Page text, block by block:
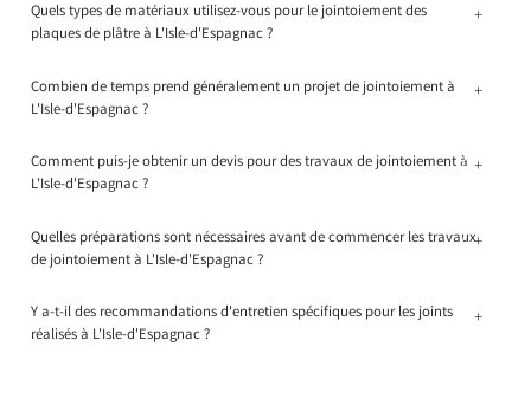
Quels types de matériaux utilisez-vous pour le jointoiement des
plaques de plâtre à L'Isle-d'Espagnac ?
+
Combien de temps prend généralement un projet de jointoiement à
L'Isle-d'Espagnac ?
+
Comment puis-je obtenir un devis pour des travaux de jointoiement à
L'Isle-d'Espagnac ?
+
Quelles préparations sont nécessaires avant de commencer les travaux
de jointoiement à L'Isle-d'Espagnac ?
+
Y a-t-il des recommandations d'entretien spécifiques pour les joints
réalisés à L'Isle-d'Espagnac ?
+